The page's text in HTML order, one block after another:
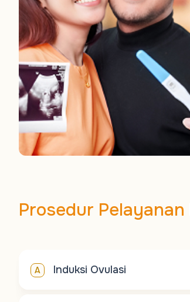
Prosedur
A Induksi Ovulasi